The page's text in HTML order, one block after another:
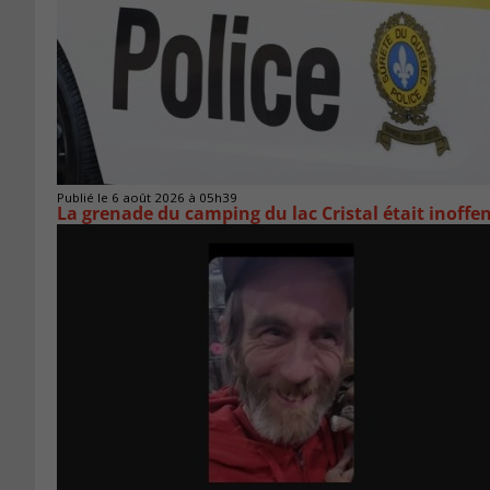
Publié le 6 août 2026 à 05h39
La grenade du camping du lac Cristal était